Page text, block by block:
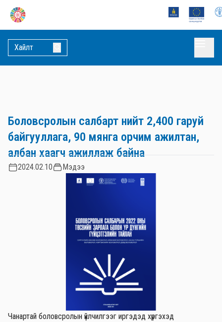
Боловсролын салбарт нийт 2,400 гаруй
байгууллага, 90 мянга орчим ажилтан,
албан хаагч ажиллаж байна
2024.02.10 Мэдээ
Чанартай боловсролын үйлчилгээг иргэдэд хүргэхэд